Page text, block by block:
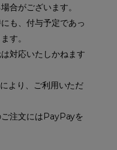
合がございます。
も、付与予定であっ
す。
対応いたしかねます
より、ご利用いただ
注文にはPayPayを